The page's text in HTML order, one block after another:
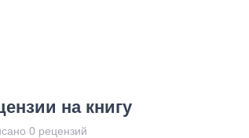
на книгу
0 рецензий